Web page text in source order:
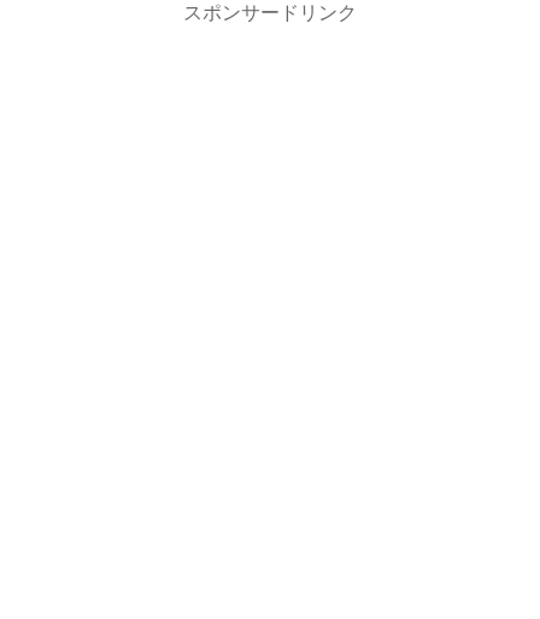
スポンサードリンク